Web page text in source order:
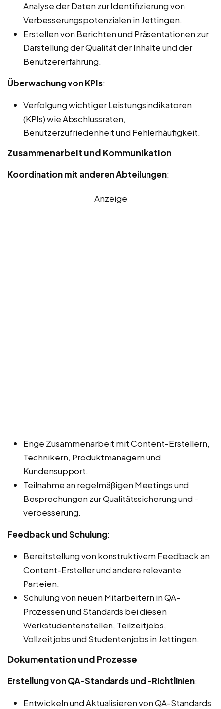
Analyse der Daten zur Identifizierung von
Verbesserungspotenzialen in Jettingen.
Erstellen von Berichten und Präsentationen zur
Darstellung der Qualität der Inhalte und der
Benutzererfahrung.
Überwachung von KPIs:
Verfolgung wichtiger Leistungsindikatoren
(KPIs) wie Abschlussraten,
Benutzerzufriedenheit und Fehlerhäufigkeit.
Zusammenarbeit und Kommunikation
Koordination mit anderen Abteilungen:
Anzeige
Enge Zusammenarbeit mit Content-Erstellern,
Technikern, Produktmanagern und
Kundensupport.
Teilnahme an regelmäßigen Meetings und
Besprechungen zur Qualitätssicherung und -
verbesserung.
Feedback und Schulung:
Bereitstellung von konstruktivem Feedback an
Content-Ersteller und andere relevante
Parteien.
Schulung von neuen Mitarbeitern in QA-
Prozessen und Standards bei diesen
Werkstudentenstellen, Teilzeitjobs,
Vollzeitjobs und Studentenjobs in Jettingen.
Dokumentation und Prozesse
Erstellung von QA-Standards und -Richtlinien:
Entwickeln und Aktualisieren von QA-Standards